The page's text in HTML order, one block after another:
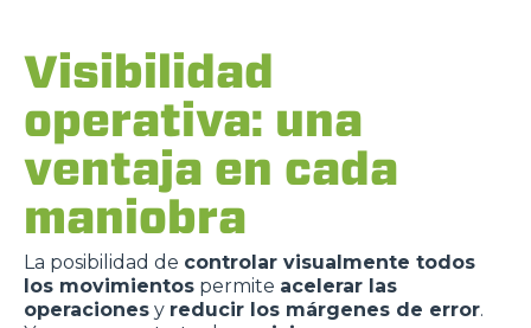
Visibilidad
operativa: una
ventaja en cada
maniobra
La posibilidad de controlar visualmente todos
los movimientos permite acelerar las
operaciones y reducir los márgenes de error.